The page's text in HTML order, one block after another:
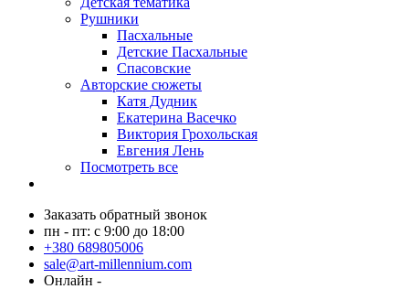
Рушники
Пасхальные
Детские Пасхальные
Спасовские
Авторские сюжеты
Катя Дудник
Екатерина Васечко
Виктория Грохольская
Евгения Лень
Посмотреть все
Заказать обратный звонок
пн - пт: с 9:00 до 18:00
+380 689805006
sale@art-millennium.com
Онлайн -